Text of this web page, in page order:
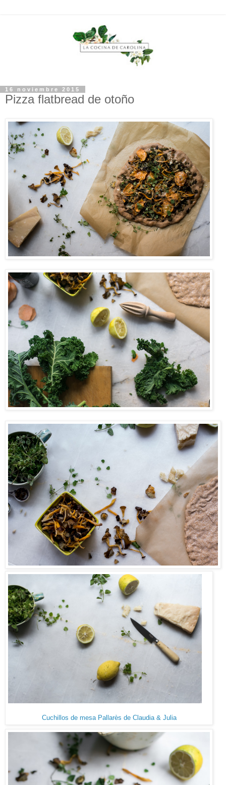
16 noviembre 2015
Pizza flatbread de otoño
Cuchillos de mesa Pallarès de Claudia & Julia